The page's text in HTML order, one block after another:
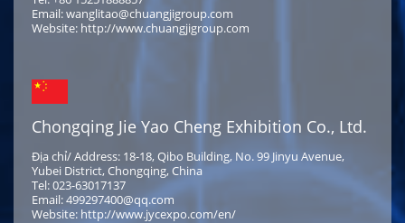
Email: wanglitao@chuangjigroup.com
Website: http://www.chuangjigroup.com
Chongqing Jie Yao Cheng Exhibition Co., Ltd.
Địa chỉ/ Address: 18-18, Qibo Building, No. 99 Jinyu Avenue,
Yubei District, Chongqing, China
Tel: 023-63017137
Email: 499297400@qq.com
Website: http://www.jycexpo.com/en/